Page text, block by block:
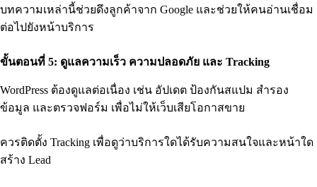
บทความเหล่านี้ช่วยดึงลูกค้าจาก Google และช่วยให้คนอ่านเชื่อม
ต่อไปยังหน้าบริการ
ขั้นตอนที่ 5: ดูแลความเร็ว ความปลอดภัย และ Tracking
WordPress ต้องดูแลต่อเนื่อง เช่น อัปเดต ป้องกันสแปม สำรอง
ข้อมูล และตรวจฟอร์ม เพื่อไม่ให้เว็บเสียโอกาสขาย
ควรติดตั้ง Tracking เพื่อดูว่าบริการใดได้รับความสนใจและหน้าใด
สร้าง Lead